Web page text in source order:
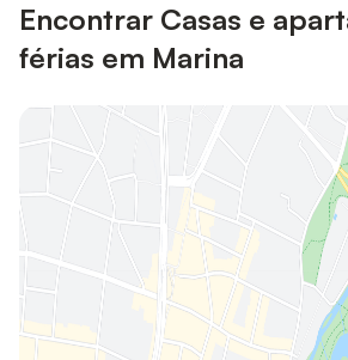
Encontrar Casas e
férias em Marina